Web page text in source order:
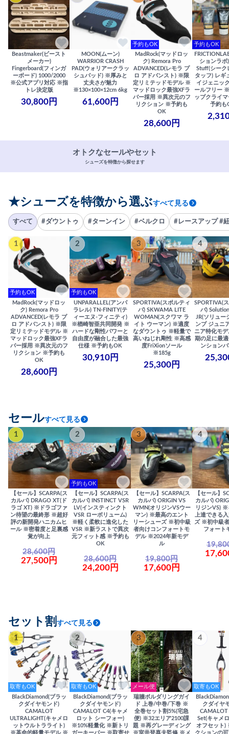
Beastmaker(ビースト
メーカー)
Fingerboard(フィンガ
ーボード) 1000/2000
※公式アプリ対応 ※指
トレ決定版
30,800円
MOON(ムーン)
WARRIOR CRASH
PAD(ウォリアークラッ
シュパッド) ※厚みと
丈夫さが魅力
※130×100×12cm 6kg
61,600円
予約もOK
MadRock(マッドロッ
ク) Remora Pro
ADVANCED(レモラ プ
ロ アドバンスト) ※限
定リミテッドモデル ※
マッドロック最強XFラ
バー採用 ※異次元のフ
リクション ※予約も
OK
28,600円
予約もOK
ションラボ
Stuff(シーク
タッフ) レギ
イジェニッ
ールフリー
ップクライ
予約も
オトクなセールやセット
シューズを特徴から探せます
★シューズを特徴から選ぶすべて見る
すべて #ダウントゥ #ターンイン #ベルクロ #レースアップ #
1
予約もOK
MadRock(マッドロッ
ク) Remora Pro
ADVANCED(レモラ プ
ロ アドバンスト) ※限
定リミテッドモデル ※
マッドロック最強XFラ
バー採用 ※異次元のフ
リクション ※予約も
OK
28,600円
2
予約もOK
UNPARALLEL(アンパ
ラレル) TN-FINITY(テ
ィーエヌ-フィニティ)
※楢崎智亜共同開発 ※
ハードな剛性パワーと
自由度が融合した最強
仕様 ※予約もOK
30,910円
3
SPORTIVA(スポルティ
バ) SKWAMA LITE
WOMAN(スクワマ ラ
イト ウーマン) ※適度
なダウントゥ ※軽量で
高いねじれ剛性 ※高感
度FriXionソール
※185g
25,300円
4
SPORTIVA(
バ)
JR(ソリュー
ンプ ジュニ
ニア特化モ
期の足に最
ンション
セールすべて見る
1
【セール】SCARPA(ス
カルパ) DRAGO XT(ド
ラゴ XT) ※ドラゴファ
ン待望の最終形 ※超好
評の新開発ハニカムヒ
ール ※密着度と足裏感
覚が向上
28,600円
27,500円
2
予約もOK
【セール】SCARPA(ス
カルパ) INSTINCT VSR
LV(インスティンクト
VSR ローボリューム)
※軽く柔軟に進化した
VSR ※新ラストで異次
元フィット感 ※予約も
OK
28,600円
24,200円
3
【セール】SCARPA(ス
カルパ) ORIGIN VS
WMN(オリジンVSウー
マン) ※最高のエント
リーシューズ ※初中級
者向けコンフォートモ
デル ※2024年新モデ
ル
19,800円
17,600円
4
【セール】
カルパ)
リジンVS) ※
上達できる
ズ ※初中級
フォート
セット割 すべて見る
1
取寄もOK
BlackDiamond(ブラッ
クダイヤモンド)
CAMALOT
ULTRALIGHT(キャメロ
ットウルトラライト)
※革命的軽量モデル ※
2
取寄もOK
BlackDiamond(ブラッ
クダイヤモンド)
CAMALOT C4(キャメ
ロット シーフォー)
※10%軽量化 ※新トリ
ガーキーパー ※取寄せ
3
メール便
瑞牆ボルダリングガイ
ド 上巻/中巻/下巻 ※
全巻セット割5%(宅急
便) ※32エリア2100課
題 ※再グレーディング
※室井登喜夫監修 ※メ
4
取寄もOK
クダイヤ
Set(キャメ
オフセット)
クションの